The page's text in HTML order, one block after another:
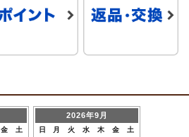
金
土
2026年9月
日 月 火 水 木 金
土